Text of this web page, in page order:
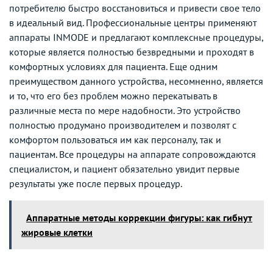
потребителю быстро восстановиться и привести свое тело
в идеальный вид. Профессиональные центры применяют
аппараты INMODE и предлагают комплексные процедуры,
которые является полностью безвредными и проходят в
комфортных условиях для пациента. Еще одним
преимуществом данного устройства, несомненно, является
и то, что его без проблем можно перекатывать в
различные места по мере надобности. Это устройство
полностью продумано производителем и позволят с
комфортом пользоваться им как персоналу, так и
пациентам. Все процедуры на аппарате сопровождаются
специалистом, и пациент обязательно увидит первые
результаты уже после первых процедур.
Аппаратные методы коррекции фигуры: как гибнут
жировые клетки